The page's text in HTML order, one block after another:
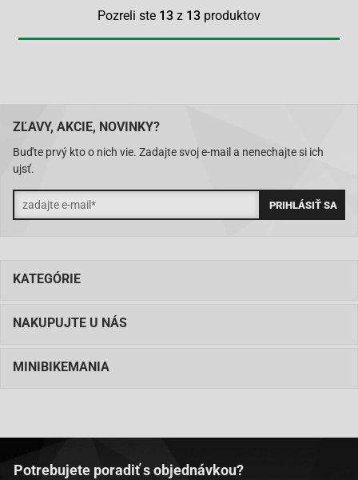
Pozreli ste 13 z 13 produktov
ZĽAVY, AKCIE, NOVINKY?
Buďte prvý kto o nich vie. Zadajte svoj e-mail a nenechajte si ich
ujsť.
KATEGÓRIE
NAKUPUJTE U NÁS
MINIBIKEMANIA
Potrebujete poradiť s objednávkou?